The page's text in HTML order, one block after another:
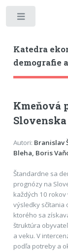
Katedra
demografie
Kmeňová
Slovenska
Autori: Branislav
Bleha, Boris
Štandardne sa
prognózy na
každých 10
výsledky sčítania
ktorého sa
štruktúra
a veku. V
podľa potreby a